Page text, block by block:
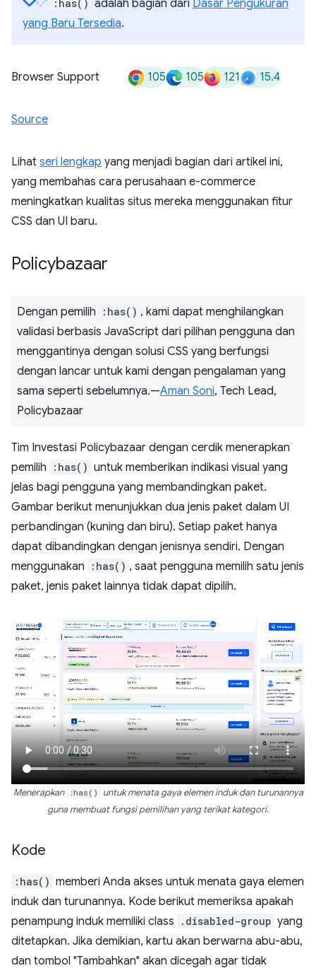
:has() adalah bagian dari Dasar Pengukuran
yang Baru Tersedia.
Browser Support 105 105 121 15.4
Source
Lihat seri lengkap yang menjadi bagian dari artikel ini,
yang membahas cara perusahaan e-commerce
meningkatkan kualitas situs mereka menggunakan fitur
CSS dan UI baru.
Policybazaar
Dengan pemilih :has() , kami dapat menghilangkan
validasi berbasis JavaScript dari pilihan pengguna dan
menggantinya dengan solusi CSS yang berfungsi
dengan lancar untuk kami dengan pengalaman yang
sama seperti sebelumnya.—Aman Soni, Tech Lead,
Policybazaar
Tim Investasi Policybazaar dengan cerdik menerapkan
pemilih
:has() untuk memberikan indikasi visual yang
jelas bagi pengguna yang membandingkan paket.
Gambar berikut menunjukkan dua jenis paket dalam UI
perbandingan (kuning dan biru). Setiap paket hanya
dapat dibandingkan dengan jenisnya sendiri. Dengan
menggunakan
:has() , saat pengguna memilih satu jenis
paket, jenis paket lainnya tidak dapat dipilih.
Menerapkan :has()
untuk menata gaya elemen induk dan turunannya
guna membuat fungsi pemilihan yang terikat kategori.
Kode
:has() memberi Anda akses untuk menata gaya elemen
induk dan turunannya. Kode berikut memeriksa apakah
penampung induk memiliki class
.disabled-group yang
ditetapkan. Jika demikian, kartu akan berwarna abu-abu,
dan tombol "Tambahkan" akan dicegah agar tidak